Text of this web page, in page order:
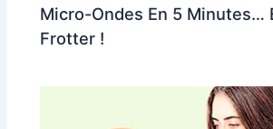
Micro-Ondes En 5 Minutes…
Frotter !